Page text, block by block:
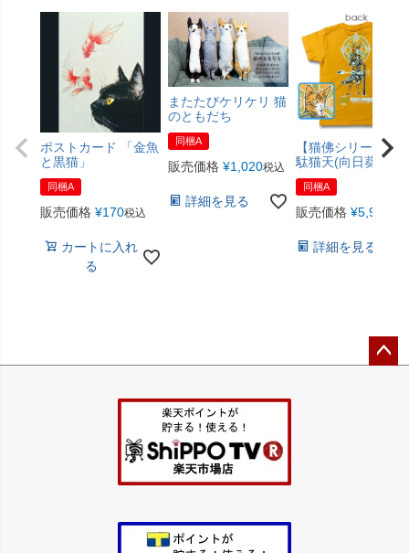
ポストカード 「金魚
と黒猫」
同梱A
販売価格 ¥170税込
カートに入れ
る
またたびケリケリ 猫
のともだち
同梱A
販売価格 ¥1,020税込
詳細を見る
【猫佛シリーズ】
駄猫天(向日葵色)
同梱A
販売価格 ¥5,940
詳細を見る